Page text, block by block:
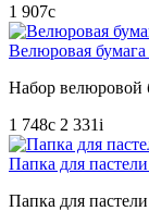
1 907c
Велюровая
Набор велюровой
1 748c 2 331i
Папка для
Папка для